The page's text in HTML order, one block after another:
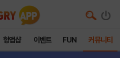
헝앱샵 이벤트 FUN 커뮤니티